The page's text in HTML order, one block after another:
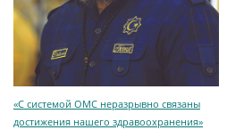
«С системой ОМС неразрывно связаны
достижения нашего здравоохранения»